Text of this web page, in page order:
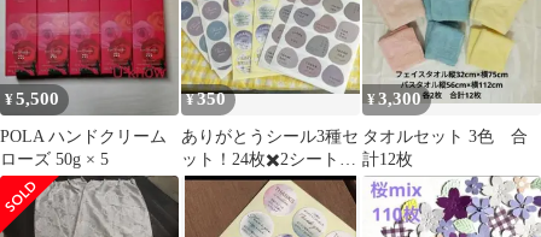
¥5,500
POLA ハンドクリーム
ローズ 50g × 5
¥350
ありがとうシール3種セ
ット！24枚✖️2シートづ
つ合計72枚⭐︎
¥3,300
タオルセット 3色 合
計12枚